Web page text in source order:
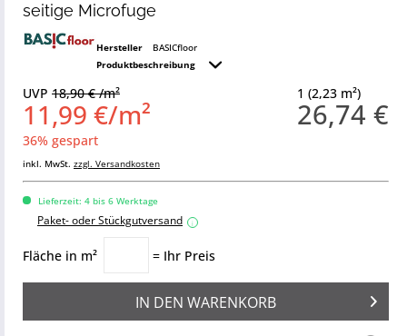
seitige Microfuge
Hersteller
BASICfloor
Produktbeschreibung
1 (2,23 m²)
26,74 €
UVP 18,90 € /m²
11,99 €/m²
36% gespart
inkl. MwSt. zzgl. Versandkosten
Lieferzeit: 4 bis 6 Werktage
Paket- oder Stückgutversand i
Fläche in m² = Ihr Preis
IN DEN WARENKORB